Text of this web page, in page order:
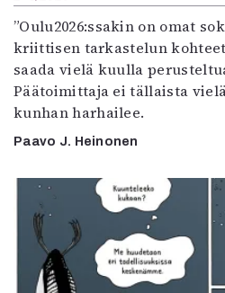
”Oulu2026:ssakin on omat
kriittisen tarkastelun
saada vielä kuulla
Päätoimittaja ei tällaista
kunhan harhailee.
Paavo J. Heinonen